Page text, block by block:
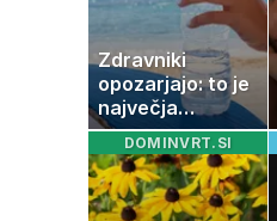
Zdravniki
opozarjajo: to je
največja
napaka, ki jo
ljudje delajo med
vročino
DOMINVRT.SI